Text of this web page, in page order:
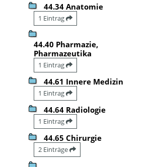
44.34 Anatomie
1 Eintrag
44.40 Pharmazie,
Pharmazeutika
1 Eintrag
44.61 Innere Medizin
1 Eintrag
44.64 Radiologie
1 Eintrag
44.65 Chirurgie
2 Einträge